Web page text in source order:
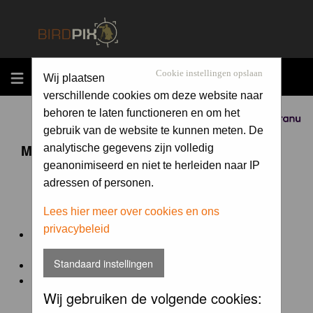
MENU
Sponsored by
Cookie instellingen opslaan
Wij plaatsen
verschillende cookies om deze website naar
behoren te laten functioneren en om het
gebruik van de website te kunnen meten. De
analytische gegevens zijn volledig
geanonimiseerd en niet te herleiden naar IP
adressen of personen.
Lees hier meer over cookies en ons
privacybeleid
Standaard instellingen
Wij gebruiken de volgende cookies:
Maandopdracht 'lentekriebels'
De maandopdracht van Birdpix is een competitie voor
en door de Birdpix fotografen community:
Het onderwerp van de opdracht wordt bepaald door de
winnaar van de laatste maandopdracht
De community nomineert de winnaar.
Geregistreerde gebruikers van Birdpix kunnen onder
deze voorwaardendeelnemen.